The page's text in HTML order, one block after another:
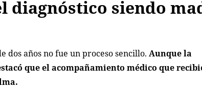
diagnóstico siendo
dos años no fue un proceso sencillo.Aunque la
que el acompañamiento médico que